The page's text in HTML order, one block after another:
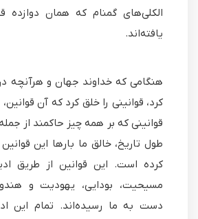
الکلی‌های گمنام که همان
یافته‌اند.
هنگامی که خداوند جهان و هرآنچه
کرد، قوانینی را خلق کرد که آن قوانین،
قوانینی که بر همه چیز حاکمند از
طول تاریخ، خالق ما بارها این
کرده است. این قوانین از طریق
مسیحیت، بودایی، یهودیت و
دست به ما رسیده‌اند. تمام این